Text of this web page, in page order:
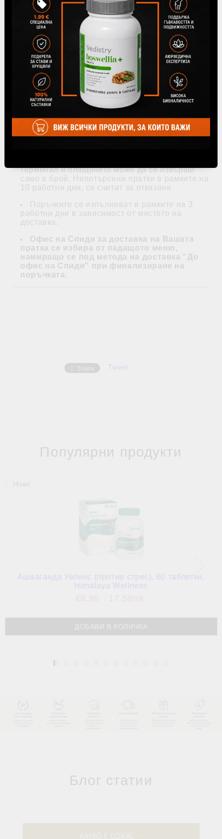
от това дали желаете доставка до Вашата
врата или ще получите пратката си от офис на
Speedy.Ако няма офис на Speedy във
Вашето населено място, трябва да
изберете доставка по куриер до Вашата
врата.
Всички цени за доставка са с ДДС и са в
български лева /BGN/.
Ако желаете да вземете поръчката си от
нашия офис в гр. София
, бул. Петър
Дертлиев №99, доставка не се начислява и
можете да получите заявката си още същия
ден.
терминал и плащането може да се извърши
само в брой. Непотърсени пратки в рамките на
10 работни дни, се считат за отказани.
Поръчките се изпълняват в рамките на 3
работни дни в зависимост от мястото на
доставка.
Офис на Спиди за доставка на Вашата
пратка се избира от падащото меню,
намиращо се под метода на доставка "До
офис на Спиди" при финализиране на
поръчката.
Share Tweet
Популярни продукти
Ашваганда Уелнес (против стрес), 60 таблетки,
Himalaya Wellness
Блог статии